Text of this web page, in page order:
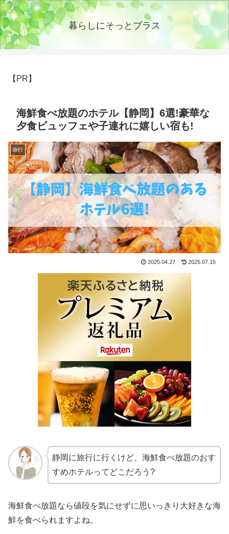
暮らしにそっとプラス
【PR】
海鮮食べ放題のホテル【静岡】6選!豪華な
夕食ビュッフェや子連れに嬉しい宿も!
旅行
2025.04.27 2025.07.15
静岡に旅行に行くけど、海鮮食べ放題のおす
すめホテルってどこだろう?
海鮮食べ放題なら値段を気にせずに思いっきり大好きな海
鮮を食べられますよね。